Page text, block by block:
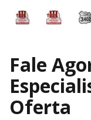
Fale
Oferta